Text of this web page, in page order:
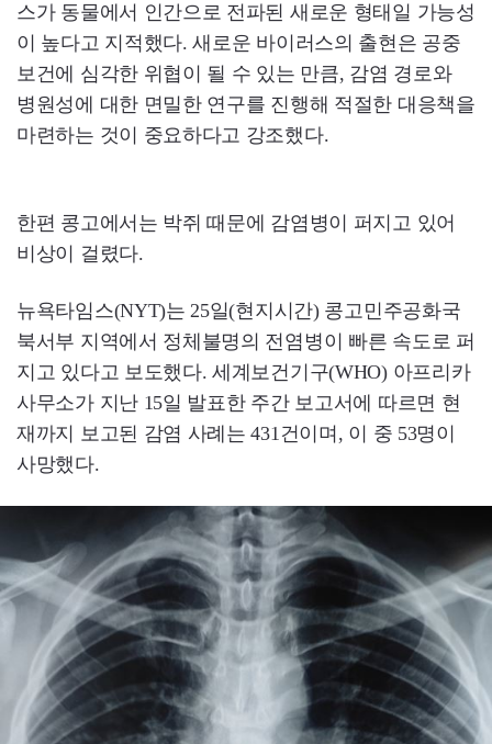
스가 동물에서 인간으로 전파된 새로운 형태일 가능성
이 높다고 지적했다. 새로운 바이러스의 출현은 공중
보건에 심각한 위협이 될 수 있는 만큼, 감염 경로와
병원성에 대한 면밀한 연구를 진행해 적절한 대응책을
마련하는 것이 중요하다고 강조했다.
한편 콩고에서는 박쥐 때문에 감염병이 퍼지고 있어
비상이 걸렸다.
뉴욕타임스(NYT)는 25일(현지시간) 콩고민주공화국
북서부 지역에서 정체불명의 전염병이 빠른 속도로 퍼
지고 있다고 보도했다. 세계보건기구(WHO) 아프리카
사무소가 지난 15일 발표한 주간 보고서에 따르면 현
재까지 보고된 감염 사례는 431건이며, 이 중 53명이
사망했다.